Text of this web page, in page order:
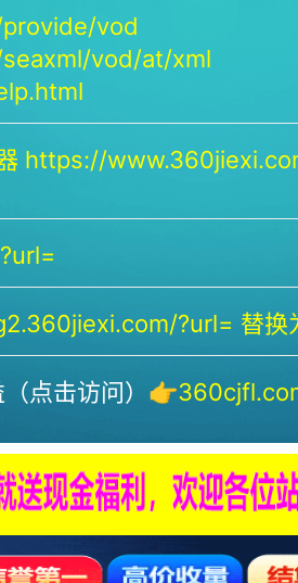
vod
vod/at/xml
https://
?url= 替
点击访问）👉